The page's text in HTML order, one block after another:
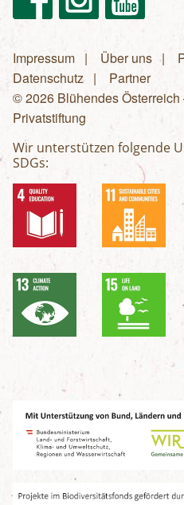
Fußzeilenmenü
Impressum Über uns
Datenschutz
Partner
© 2026 Blühendes
Privatstiftung
Wir unterstützen folgende
SDGs: